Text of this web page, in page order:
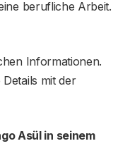
berufliche Arbeit.
Informationen.
mit der
Asül in seinem